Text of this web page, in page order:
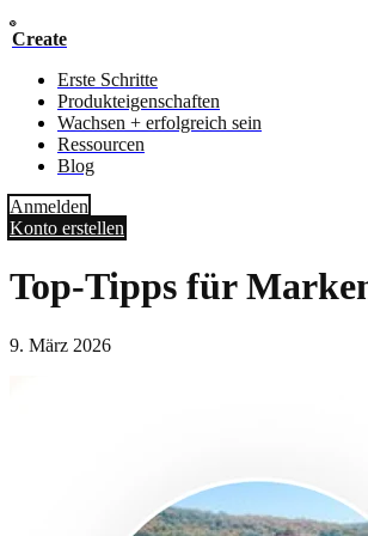
Create
Erste Schritte
Produkteigenschaften
Wachsen + erfolgreich sein
Ressourcen
Blog
Anmelden
Konto erstellen
Top-Tipps für
9. März 2026